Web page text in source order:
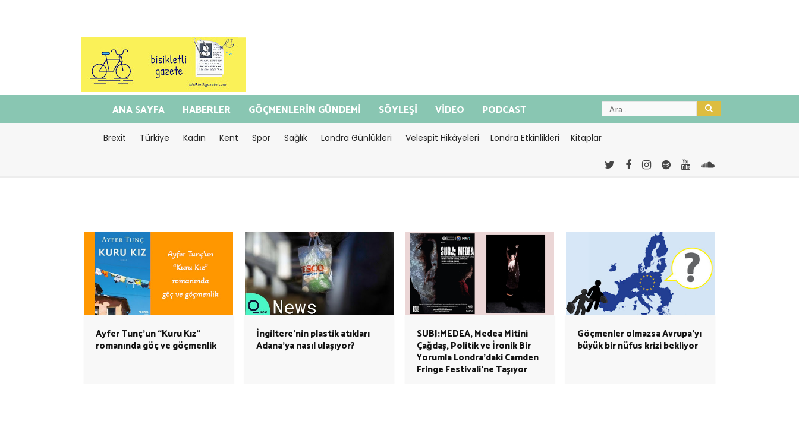
ANA SAYFA HABERLER GÖÇMENLERİN GÜNDEMİ SÖYLEŞİ VİDEO PODCAST
Brexit Türkiye Kadın Kent Spor Sağlık Londra Günlükleri Velespit Hikâyeleri Londra Etkinlikleri Kitaplar
Ayfer Tunç’un “Kuru Kız”
romanında göç ve göçmenlik
İngiltere'nin plastik atıkları
Adana'ya nasıl ulaşıyor?
SUBJ:MEDEA, Medea Mitini
Çağdaş, Politik ve İronik Bir
Yorumla Londra’daki Camden
Fringe Festivali’ne Taşıyor
Göçmenler olmazsa Avrupa’yı
büyük bir nüfus krizi bekliyor